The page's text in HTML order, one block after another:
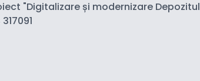
"Digitalizare și modernizare Depozitul